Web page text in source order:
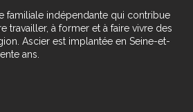
familiale indépendante qui contribue
travailler, à former et à faire vivre des
Ascier est implantée en Seine-et-
ans.